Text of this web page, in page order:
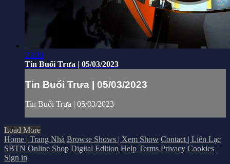
23:09
Tin Buổi Trưa | 05/03/2023
Tin Buổi Trưa | 05/03/2023
Tin Buổi Trưa | 05/03/2023
Load More
Home | Trang Nhà Browse Shows | Xem Show Contact | Liên Lạc
SBTN Online Shop Digital Edition Help Terms Privacy Cookies
Sign in